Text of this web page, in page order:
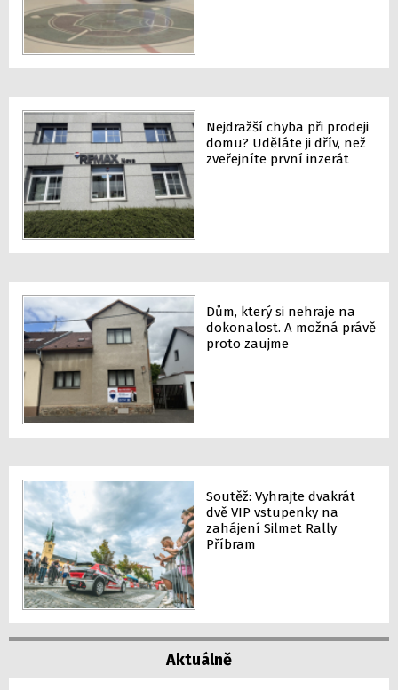
Nejdražší chyba při prodeji
domu? Uděláte ji dřív, než
zveřejníte první inzerát
Dům, který si nehraje na
dokonalost. A možná právě
proto zaujme
Soutěž: Vyhrajte dvakrát
dvě VIP vstupenky na
zahájení Silmet Rally
Příbram
Aktuálně